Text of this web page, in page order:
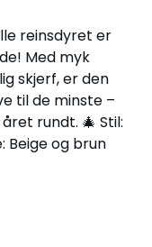
reinsdyret er
Med myk
skjerf, er den
til de minste –
rundt. 🎄 Stil:
Beige og brun